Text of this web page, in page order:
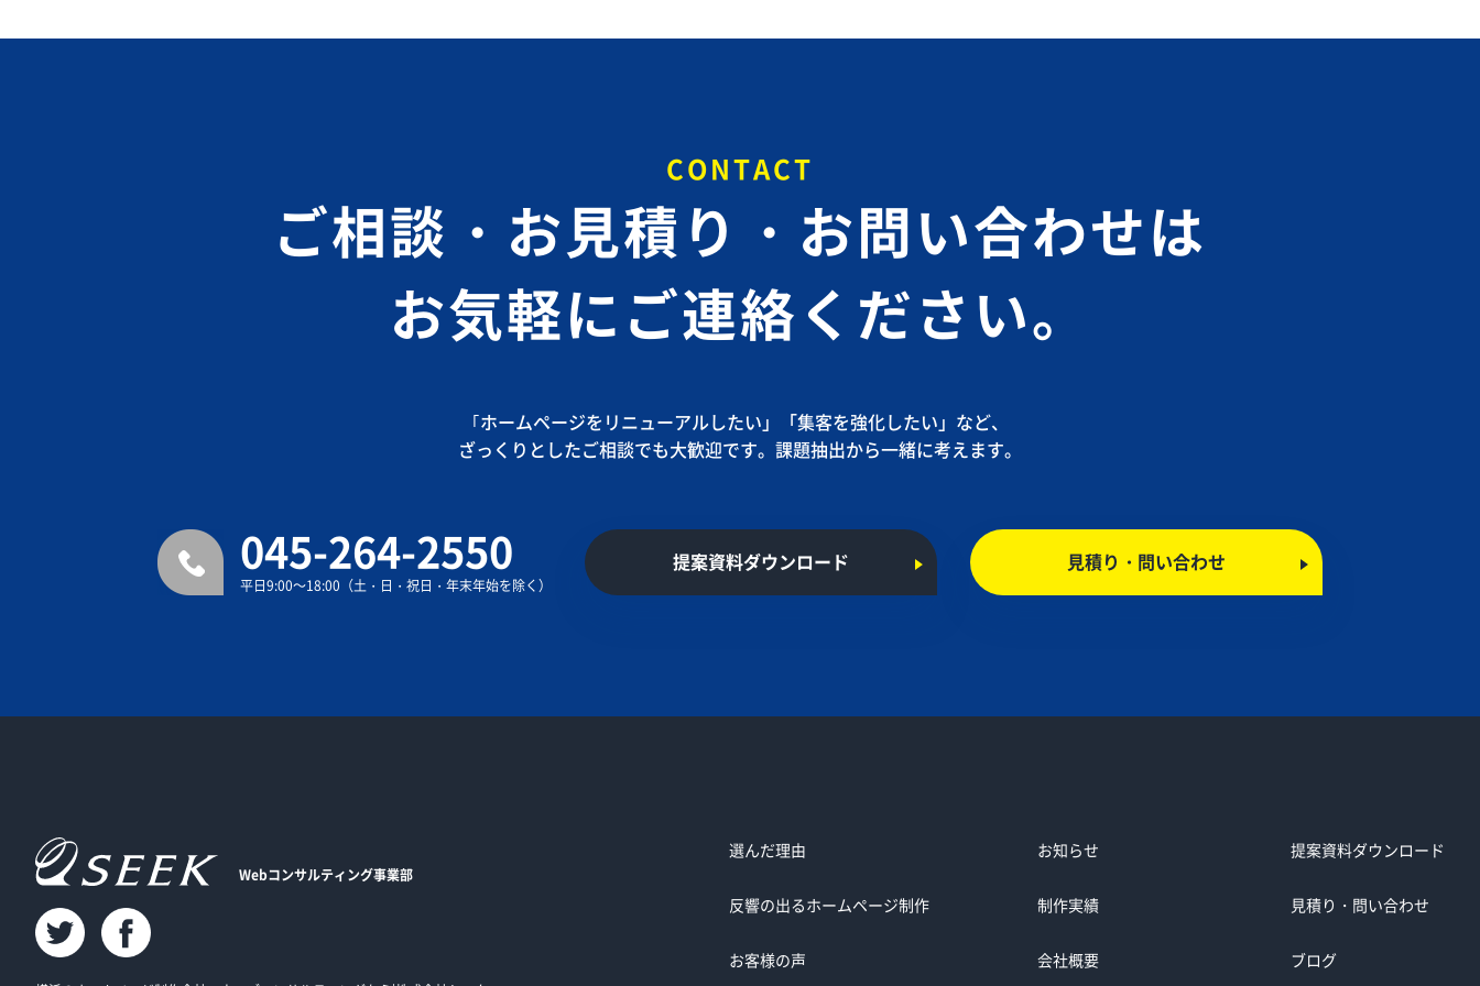
CONTACT
ご相談・お見積り・お問い合わせは
お気軽にご連絡ください。
｢ホームページをリニューアルしたい」
「集客を強化したい」など、
ざっくりとしたご相談でも大歓迎です。課題抽出から一緒に考えます。
045-264-2550
平日9:00～18:00（土・日・祝日・年末年始を除く）
提案資料ダウンロード 見積り・問い合わせ
Webコンサルティング事業部
選んだ理由
反響の出るホームページ制作
お客様の声
お知らせ
制作実績
会社概要
提案資料ダウンロード
見積り・問い合わせ
ブログ